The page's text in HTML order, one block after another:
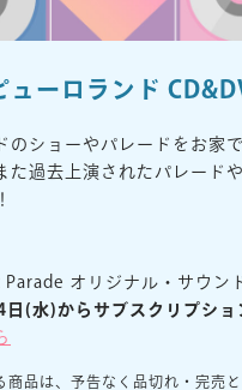
ニュ
アプリ
ューロランド
のショーやパレードをお家で
た過去上演されたパレード
オリジナル・サウン
(水)からサブスクリプシ
商品は、予告なく品切れ・完売